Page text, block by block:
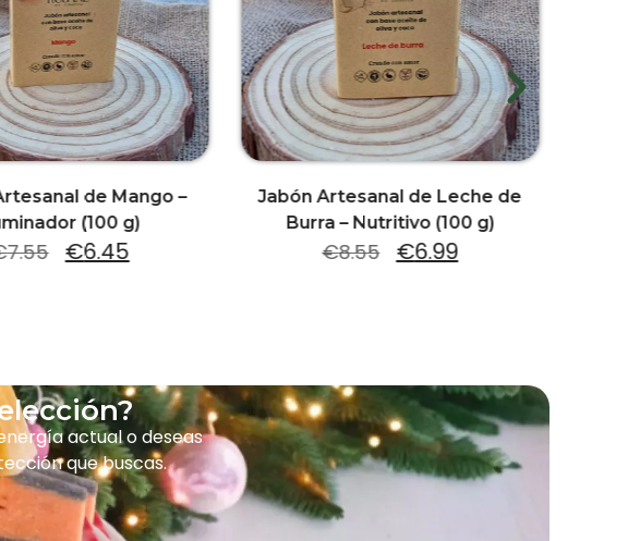
de Mango –
(100 g)
7.55 €6.45
Jabón Artesanal de Leche de
Burra – Nutritivo (100 g)
€8.55 €6.99
actual o deseas
que buscas.